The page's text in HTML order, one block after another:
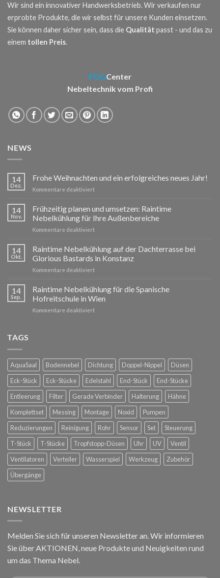
Wir sind ein innovativer Handwerksbetrieb. Wir verkaufen nur
erprobte Produkte, die wir selbst für unsere Kunden einsetzen.
Sie können daher sicher sein, dass die Qualität passt - und das zu
einem tollen Preis.
FOGCenter
Nebeltechnik vom Profi
NEWS
14
Dez.
Frohe Weihnachten und ein erfolgreiches neues Jahr!
Kommentare deaktiviertfür
Weihnachten
ein
erfolgreiches
Jahr!
14
Nov.
Frühzeitig planen und umsetzen: Raintime
Nebelkühlung für Ihre Außenbereiche
Kommentare deaktiviertfür
planen
umsetzen:
Raintime
für
Ihre
14
Okt.
Raintime Nebelkühlung auf der Dachterrasse bei
Glorious Bastards in Konstanz
Kommentare deaktiviertfür
Nebelkühlung
der
Dachterrasse
14
Sep.
Raintime Nebelkühlung für die Spanische
Hofreitschule in Wien
Kommentare deaktiviertfür
Hofreitschule
in
Wien
TAGS
AquaSaal Bodennebel Dichtung Doppel-Nippel
Düsen
Eck-Stück
Eck-Stücke Edelstahl End-Stück
End-Stücke
Entleerung
Filter Gerade Verbinder Halterung
Hähne
Komplettset
Messing Montage Noxid
Pumpen
Reduzierungen
Reinigung Rohr Sensor Set
Steuerung
T-Stück
T-Stücke Tropfstopp-Düsen Uhr UV
Ventil
Ventilatoren
Verteiler Wasserspiel Werkzeug
Zubehör
Übergänge
NEWSLETTER
Melden Sie sich für unseren Newsletter an. Wir informieren
Sie über AKTIONEN, neue Produkte und Neuigkeiten rund
um das Thema Nebel.